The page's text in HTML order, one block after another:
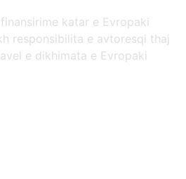
katar e Evropaki
responsibilita e avtoresqi thaj
e dikhimata e Evropaki